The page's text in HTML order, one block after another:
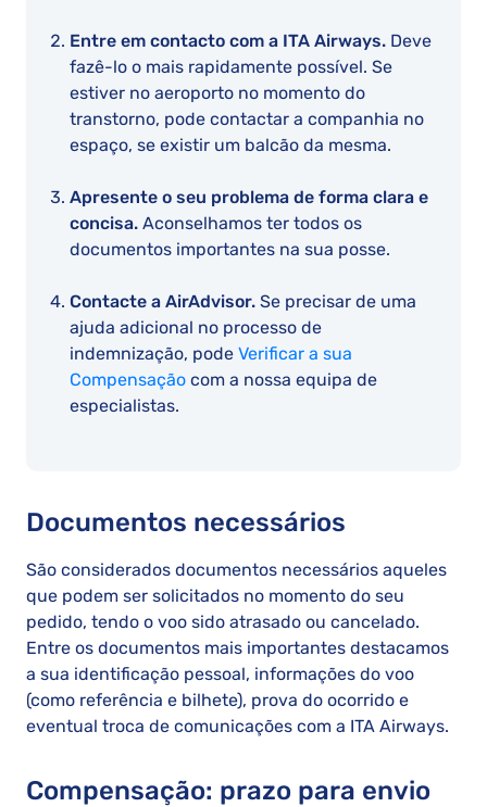
Entre em contacto com a ITA Airways. Deve
fazê-lo o mais rapidamente possível. Se
estiver no aeroporto no momento do
transtorno, pode contactar a companhia no
espaço, se existir um balcão da mesma.
Apresente o seu problema de forma clara e
concisa. Aconselhamos ter todos os
documentos importantes na sua posse.
Contacte a AirAdvisor. Se precisar de uma
ajuda adicional no processo de
indemnização, pode Verificar a sua
Compensação com a nossa equipa de
especialistas.
Documentos necessários
São considerados documentos necessários aqueles
que podem ser solicitados no momento do seu
pedido, tendo o voo sido atrasado ou cancelado.
Entre os documentos mais importantes destacamos
a sua identificação pessoal, informações do voo
(como referência e bilhete), prova do ocorrido e
eventual troca de comunicações com a ITA Airways.
Compensação: prazo para envio